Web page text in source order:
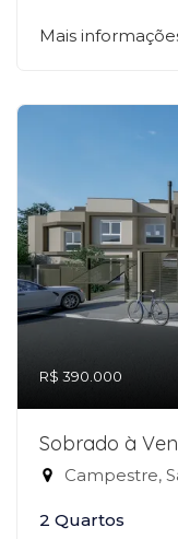
Mais
R$ 390.000
Sobrado à
Campestre,
2 Quartos